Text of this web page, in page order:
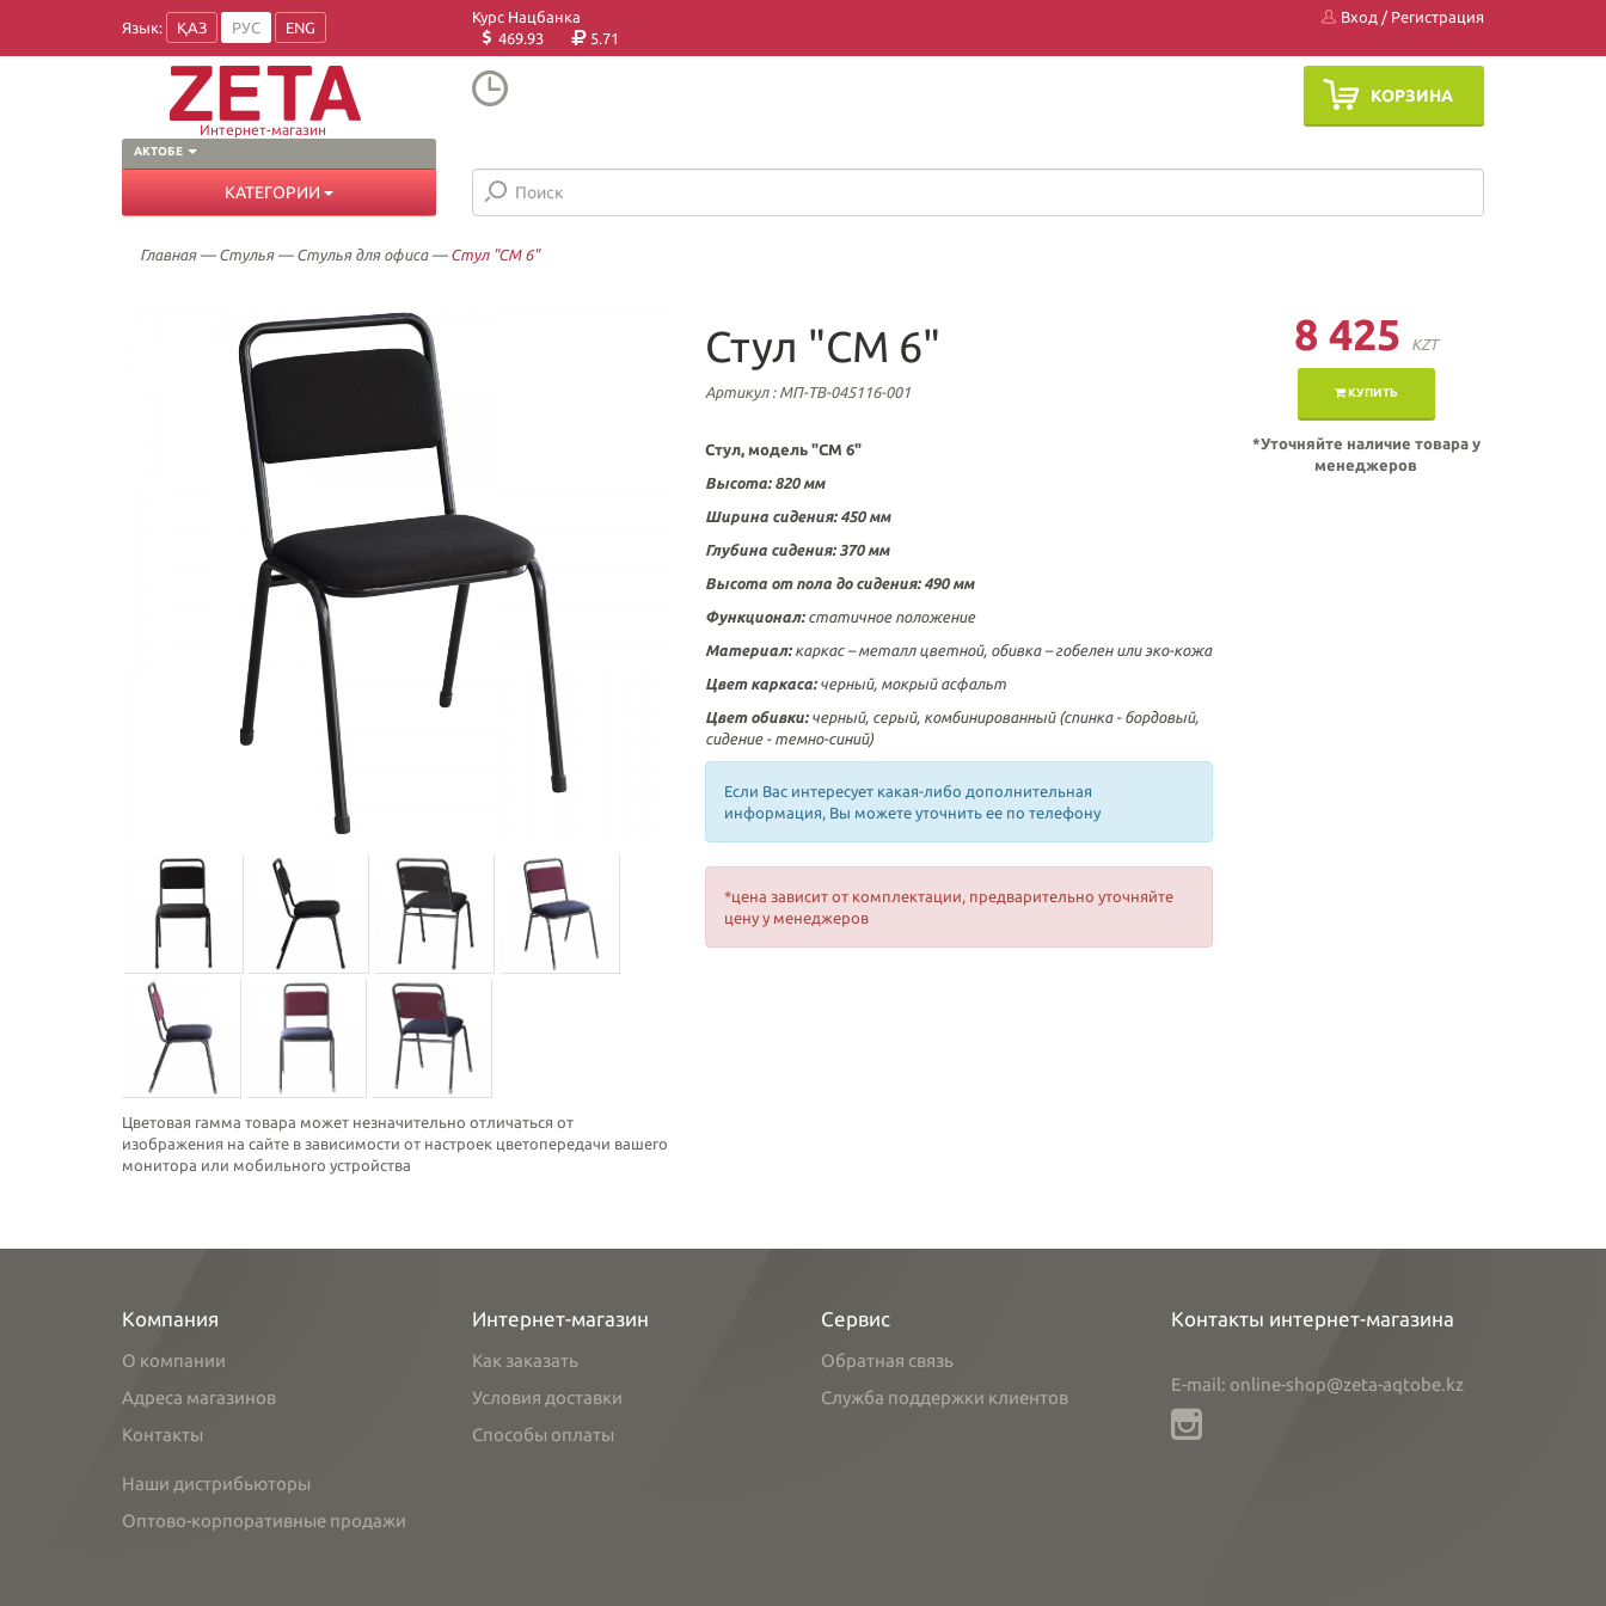
Язык: ҚАЗ РУС ENG
Курс Нацбанка
469.93
5.71
Вход / Регистрация
АКТОБЕ
Интернет-магазин
КОРЗИНА
КАТЕГОРИИ
Главная— Стулья— Стулья для офиса— Стул "СМ 6"
Цветовая гамма товара может незначительно отличаться от
изображения на сайте в зависимости от настроек цветопередачи вашего
монитора или мобильного устройства
8 425 KZT
КУПИТЬ
*Уточняйте наличие товара у
менеджеров
Стул "СМ 6"
Артикул: МП-ТВ-045116-001
Стул, модель "СМ 6"
Высота: 820 мм
Ширина сидения: 450 мм
Глубина сидения: 370 мм
Высота от пола до сидения: 490 мм
Функционал:статичное положение
Материал:каркас – металл цветной, обивка – гобелен или эко-кожа
Цвет каркаса: черный, мокрый асфальт
Цвет обивки: черный, серый, комбинированный (спинка - бордовый,
сидение - темно-синий)
Если Вас интересует какая-либо дополнительная
информация, Вы можете уточнить ее по телефону
*цена зависит от комплектации, предварительно уточняйте
цену у менеджеров
Компания
О компании
Адреса магазинов
Контакты
Наши дистрибьюторы
Оптово-корпоративные продажи
Интернет-магазин
Как заказать
Условия доставки
Способы оплаты
Сервис
Обратная связь
Служба поддержки клиентов
Контакты интернет-магазина
E-mail: online-shop@zeta-aqtobe.kz